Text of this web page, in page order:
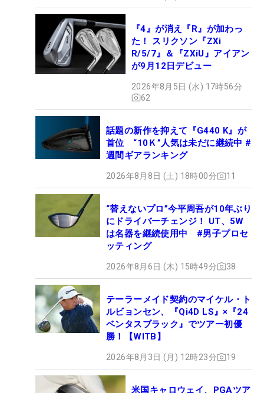
『4』が消え『R』が加わっ
た！ スリクソン『ZXi
R/5/7』＆『ZXiU』アイアン
が9月12日デビュー
2026年8月5日 (水) 17時56分
62
話題の新作を抑えて『G440 K』が
首位 “10Ｋ”人気は未だに継続中 #
週間ギアランキング
2026年8月8日 (土) 18時00分 11
“替えないプロ”今平周吾が10年ぶり
にドライバーチェンジ！ UT、5W
は名器を継続使用中 #男子プロセ
ッティング
2026年8月6日 (木) 15時49分 38
テーラーメイド契約のマイケル・ト
ルビョンセン、『Qi4D LS』×『24
ベンタスブラック』でツアー初優
勝！【WITB】
2026年8月3日 (月) 12時23分 19
米国キャロウェイ、PGAツア